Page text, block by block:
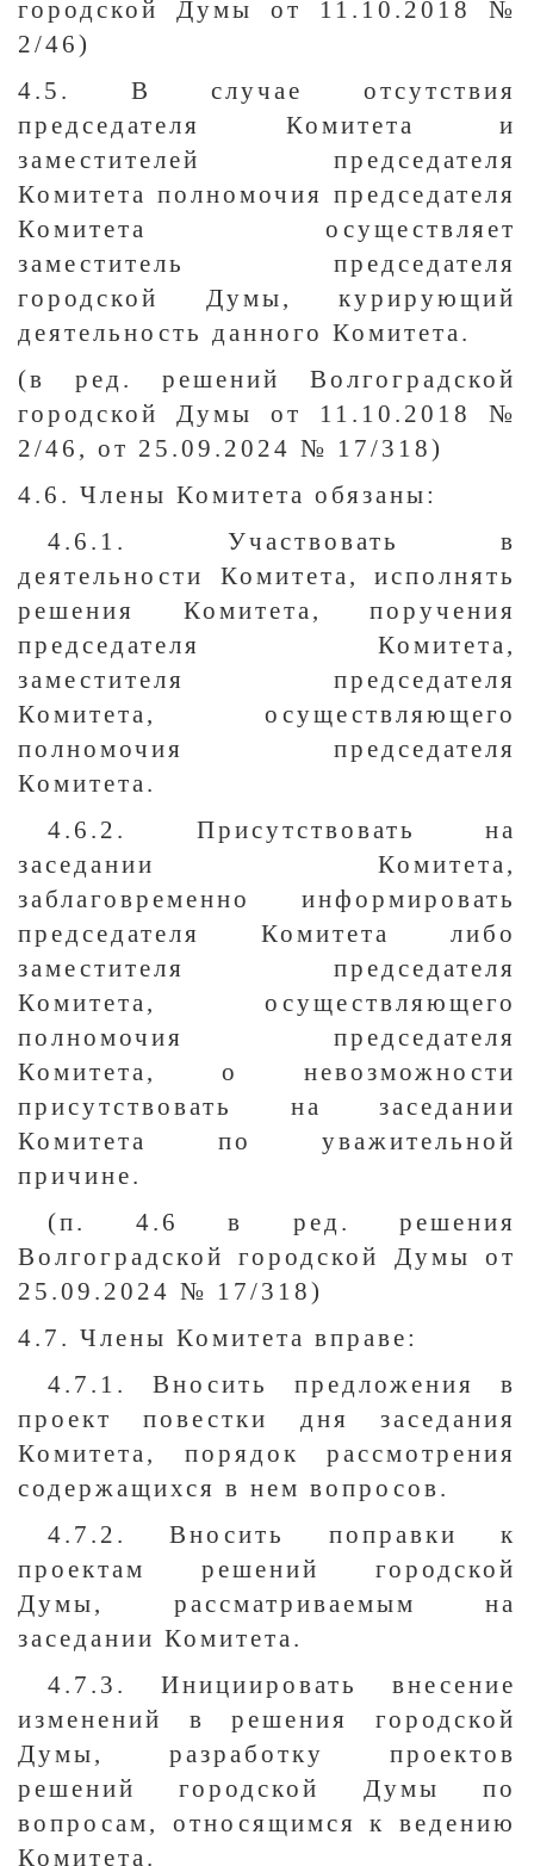
городской Думы от 11.10.2018 №
2/46)
4.5. В случае отсутствия
председателя Комитета и
заместителей председателя
Комитета полномочия председателя
Комитета осуществляет
заместитель председателя
городской Думы, курирующий
деятельность данного Комитета.
(в ред. решений Волгоградской
городской Думы от 11.10.2018 №
2/46, от 25.09.2024 № 17/318)
4.6. Члены Комитета обязаны:
4.6.1. Участвовать в
деятельности Комитета, исполнять
решения Комитета, поручения
председателя Комитета,
заместителя председателя
Комитета, осуществляющего
полномочия председателя
Комитета.
4.6.2. Присутствовать на
заседании Комитета,
заблаговременно информировать
председателя Комитета либо
заместителя председателя
Комитета, осуществляющего
полномочия председателя
Комитета, о невозможности
присутствовать на заседании
Комитета по уважительной
причине.
(п. 4.6 в ред. решения
Волгоградской городской Думы от
25.09.2024 № 17/318)
4.7. Члены Комитета вправе:
4.7.1. Вносить предложения в
проект повестки дня заседания
Комитета, порядок рассмотрения
содержащихся в нем вопросов.
4.7.2. Вносить поправки к
проектам решений городской
Думы, рассматриваемым на
заседании Комитета.
4.7.3. Инициировать внесение
изменений в решения городской
Думы, разработку проектов
решений городской Думы по
вопросам, относящимся к ведению
Комитета.